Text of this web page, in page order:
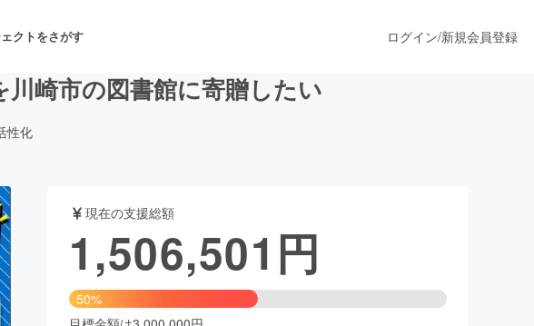
クトをさがす
・パフォーマンス
ド・飲食店 ファッション
メ・漫画
ログイン/新規会員登録
崎市の図書館に寄贈したい
性化
現在の支援総額
1,506,501 円
50%